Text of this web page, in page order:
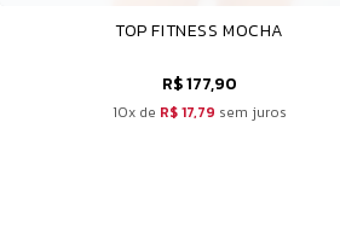
TOP FITNESS MOCHA
R$ 177,90
10x de R$ 17,79 sem juros